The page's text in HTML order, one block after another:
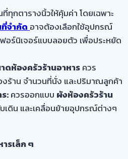
ทุกตารางนิ้วให้คุ้มค่า โดยเฉพาะ
จำกัดอาจต้องเลือกใช้อุปกรณ์
อร์นิเจอร์แบบลอยตัว เพื่อประหยัด
ดห้องครัวร้านอาหารควร
ร้าน จำนวนที่นั่ง และปริมาณลูกค้า
:ควรออกแบบ ผังห้องครัวร้าน
เดิน และเคลื่อนย้ายอุปกรณ์ต่างๆ
รเล็ก ๆ